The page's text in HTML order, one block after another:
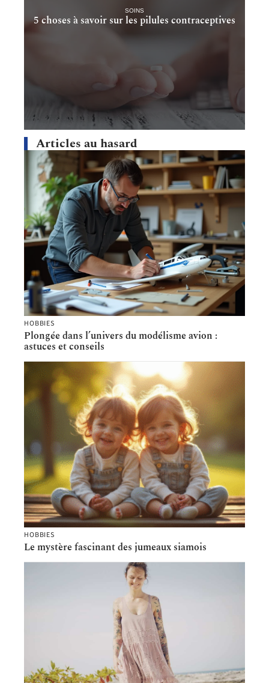
SOINS
5 choses à savoir sur les pilules contraceptives
Articles au hasard
HOBBIES
Plongée dans l’univers du modélisme avion :
astuces et conseils
HOBBIES
Le mystère fascinant des jumeaux siamois